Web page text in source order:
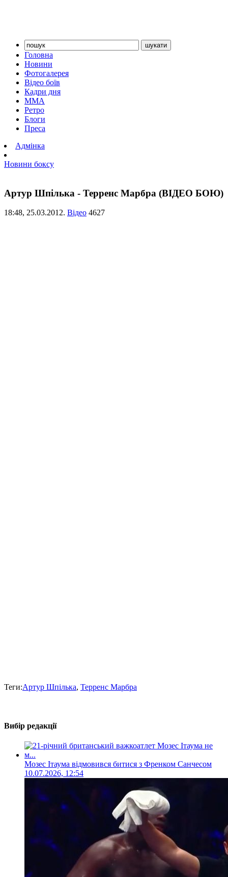
Головна
Новини
Фотогалерея
Відео боїв
Кадри дня
ММА
Ретро
Блоги
Преса
Адмінка
Новини боксу
Артур Шпілька - Терренс Марбра (ВІДЕО БОЮ)
18:48, 25.03.2012. Відео 4627
Теги:Артур Шпілька, Терренс Марбра
Вибір редакції
Мозес Ітаума відмовився битися з Френком Санчесом
10.07.2026, 12:54